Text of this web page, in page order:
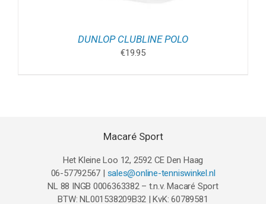
DUNLOP CLUBLINE POLO
€19.95
Macaré Sport
Het Kleine Loo 12, 2592 CE Den Haag
06-57792567 | sales@online-tenniswinkel.nl
NL 88 INGB 0006363382 – t.n.v. Macaré Sport
BTW: NL001538209B32 | KvK: 60789581